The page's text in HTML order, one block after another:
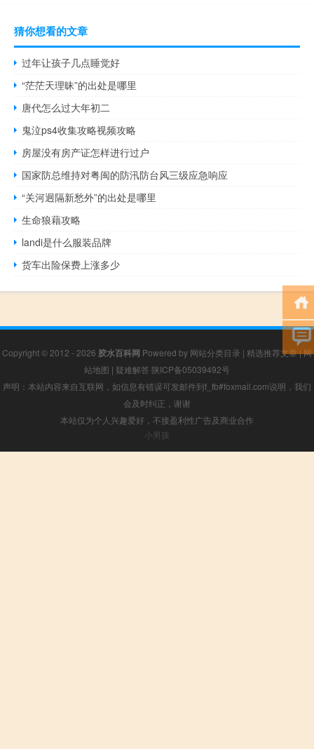
猜你想看的文章
过年让孩子几点睡觉好
“茫茫天理昧”的出处是哪里
唐代怎么过大年初二
鬼泣ps4收集攻略视频攻略
房屋没有房产证怎样进行过户
国家防总维持对粤闽的防汛防台风三级应急响应
“关河迥隔新愁外”的出处是哪里
生命狼藉攻略
landi是什么服装品牌
货车出险保费上涨多少
Copyright © 2012 - 2026 胶水百科网 Powered by 网站分类目录 | 精选推荐文章|网
站地图 | 疑难解答 陕ICP备05039492号
声明：本站内容来自互联网，如信息有错误可发邮件到f_fb#foxmail.com说明，我们
会及时纠正，谢谢
本站仅为个人兴趣爱好，不接盈利性广告及商业合作
小男孩